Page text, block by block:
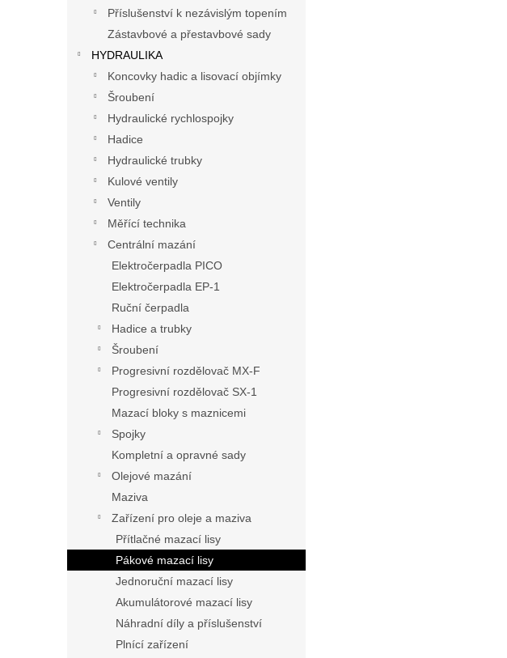
Příslušenství k nezávislým topením
Zástavbové a přestavbové sady
HYDRAULIKA
Koncovky hadic a lisovací objímky
Šroubení
Hydraulické rychlospojky
Hadice
Hydraulické trubky
Kulové ventily
Ventily
Měřící technika
Centrální mazání
Elektročerpadla PICO
Elektročerpadla EP-1
Ruční čerpadla
Hadice a trubky
Šroubení
Progresivní rozdělovač MX-F
Progresivní rozdělovač SX-1
Mazací bloky s maznicemi
Spojky
Kompletní a opravné sady
Olejové mazání
Maziva
Zařízení pro oleje a maziva
Přítlačné mazací lisy
Pákové mazací lisy
Jednoruční mazací lisy
Akumulátorové mazací lisy
Náhradní díly a příslušenství
Plnící zařízení